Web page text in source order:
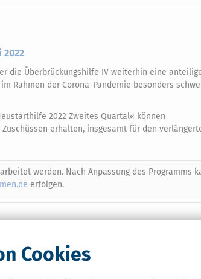
Cookies
die Überbrückungshilfe IV weiterhin eine
Rahmen der Corona-Pandemie besonders
2022 Zweites Quartal« können
erhalten, insgesamt für den
werden. Nach Anpassung des Programms
erfolgen.
Umsatzrückgang von 30 Prozent im
von über 70 Prozent.